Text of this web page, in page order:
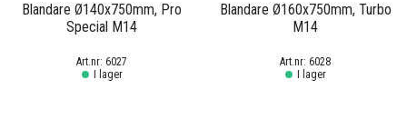
Blandare Ø140x750mm, Pro
Special M14
6027
I lager
Blandare Ø160x750mm, Turbo
M14
6028
I lager